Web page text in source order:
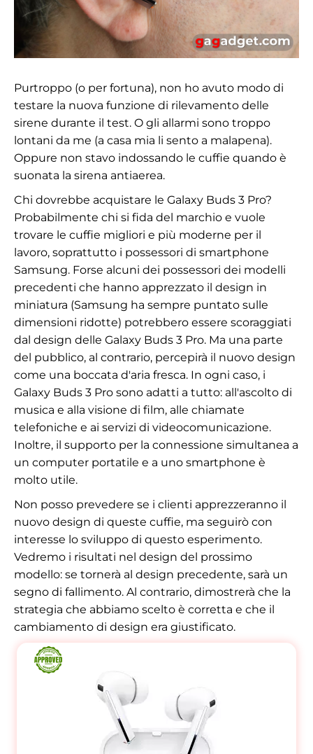
Purtroppo (o per fortuna), non ho avuto modo di
testare la nuova funzione di rilevamento delle
sirene durante il test. O gli allarmi sono troppo
lontani da me (a casa mia li sento a malapena).
Oppure non stavo indossando le cuffie quando è
suonata la sirena antiaerea.
Chi dovrebbe acquistare le Galaxy Buds 3 Pro?
Probabilmente chi si fida del marchio e vuole
trovare le cuffie migliori e più moderne per il
lavoro, soprattutto i possessori di smartphone
Samsung. Forse alcuni dei possessori dei modelli
precedenti che hanno apprezzato il design in
miniatura (Samsung ha sempre puntato sulle
dimensioni ridotte) potrebbero essere scoraggiati
dal design delle Galaxy Buds 3 Pro. Ma una parte
del pubblico, al contrario, percepirà il nuovo design
come una boccata d'aria fresca. In ogni caso, i
Galaxy Buds 3 Pro sono adatti a tutto: all'ascolto di
musica e alla visione di film, alle chiamate
telefoniche e ai servizi di videocomunicazione.
Inoltre, il supporto per la connessione simultanea a
un computer portatile e a uno smartphone è
molto utile.
Non posso prevedere se i clienti apprezzeranno il
nuovo design di queste cuffie, ma seguirò con
interesse lo sviluppo di questo esperimento.
Vedremo i risultati nel design del prossimo
modello: se tornerà al design precedente, sarà un
segno di fallimento. Al contrario, dimostrerà che la
strategia che abbiamo scelto è corretta e che il
cambiamento di design era giustificato.